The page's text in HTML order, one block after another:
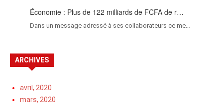
Économie : Plus de 122 milliards de FCFA de r…
Dans un message adressé à ses collaborateurs ce me…
ARCHIVES
avril, 2020
mars, 2020